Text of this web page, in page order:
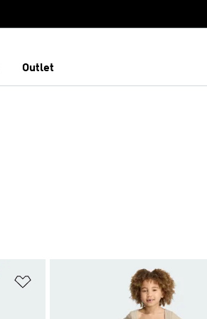
Outlet
Dodaj do listy życzeń